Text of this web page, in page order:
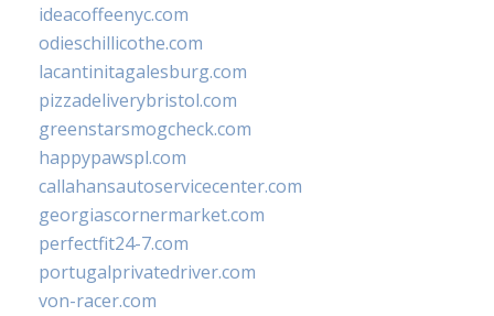
ideacoffeenyc.com
odieschillicothe.com
lacantinitagalesburg.com
pizzadeliverybristol.com
greenstarsmogcheck.com
happypawspl.com
callahansautoservicecenter.com
georgiascornermarket.com
perfectfit24-7.com
portugalprivatedriver.com
von-racer.com